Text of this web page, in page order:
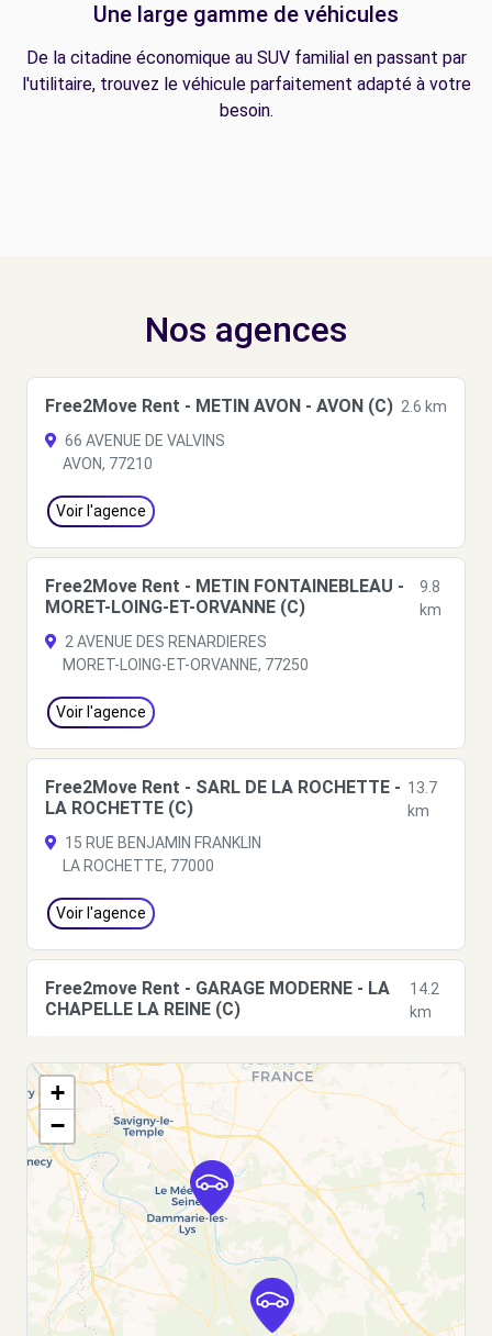
Une large gamme de véhicules
De la citadine économique au SUV familial en passant par
l'utilitaire, trouvez le véhicule parfaitement adapté à votre
besoin.
Nos agences
Free2Move Rent - METIN AVON - AVON (C) 2.6 km
66 AVENUE DE VALVINS
AVON, 77210
Voir l'agence
Free2Move Rent - METIN FONTAINEBLEAU -
MORET-LOING-ET-ORVANNE (C)
9.8
km
2 AVENUE DES RENARDIERES
MORET-LOING-ET-ORVANNE, 77250
Voir l'agence
Free2Move Rent - SARL DE LA ROCHETTE -
LA ROCHETTE (C)
13.7
km
15 RUE BENJAMIN FRANKLIN
LA ROCHETTE, 77000
Voir l'agence
Free2move Rent - GARAGE MODERNE - LA
CHAPELLE LA REINE (C)
14.2
km
LA CHAPELLE LA REINE, 77760
Voir l'agence
Free2move Rent - GARAGE MODERNE - LA
CHAPELLE LA REINE (P)
14.4
km
36 AVENUE DE FONTAINEBLEAU
LA CHAPELLE LA REINE, 77760
Voir l'agence
+
−